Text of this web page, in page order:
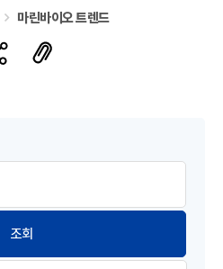
마린바이오 트렌드